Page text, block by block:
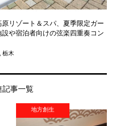
リゾート＆スパ、夏季限定ガー
や宿泊者向けの弦楽四重奏コン
, 栃木
記事一覧
地方創生